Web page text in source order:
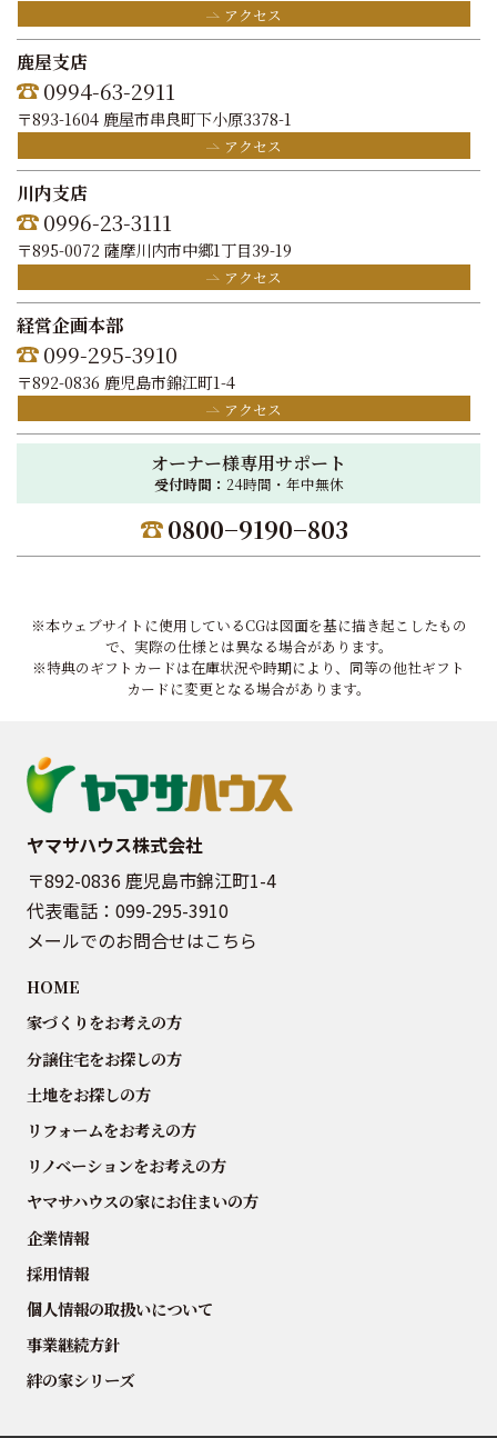
アクセス
鹿屋支店
0994-63-2911
〒893-1604 鹿屋市串良町下小原3378-1
アクセス
川内支店
0996-23-3111
〒895-0072 薩摩川内市中郷1丁目39-19
アクセス
経営企画本部
099-295-3910
〒892-0836 鹿児島市錦江町1-4
アクセス
オーナー様専用サポート
受付時間： 24時間・年中無休
0800−9190−803
※本ウェブサイトに使用しているCGは図面を基に描き起こしたもの
で、実際の仕様とは異なる場合があります。
※特典のギフトカードは在庫状況や時期により、同等の他社ギフト
カードに変更となる場合があります。
ヤマサハウス株式会社
〒892-0836 鹿児島市錦江町1-4
代表電話： 099-295-3910
メールでのお問合せはこちら
HOME
家づくりをお考えの方
分譲住宅をお探しの方
土地をお探しの方
リフォームをお考えの方
リノベーションをお考えの方
ヤマサハウスの家にお住まいの方
企業情報
採用情報
個人情報の取扱いについて
事業継続方針
絆の家シリーズ